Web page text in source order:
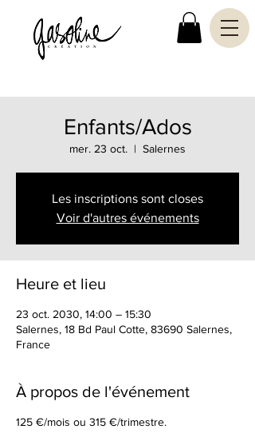
Enfants/Ados
mer. 23 oct.
  |
Salernes
Les inscriptions sont closes
Voir d'autres événements
Heure et lieu
23 oct. 2030, 14:00 – 15:30
Salernes, 18 Bd Paul Cotte, 83690 Salernes,
France
À propos de l'événement
125 €/mois ou 315 €/trimestre.